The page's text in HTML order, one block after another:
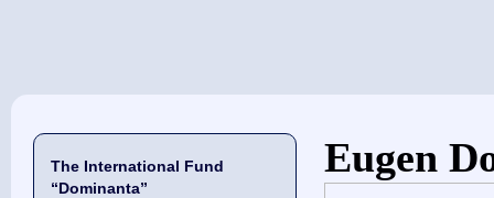
The International Fund
“Dominanta”
当前位置
Eugen